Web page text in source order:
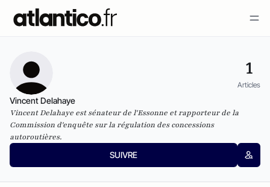
1
Articles
Vincent Delahaye
Vincent Delahaye est sénateur de l'Essonne et rapporteur de la
Commission d'enquête sur la régulation des concessions
autoroutières.
SUIVRE